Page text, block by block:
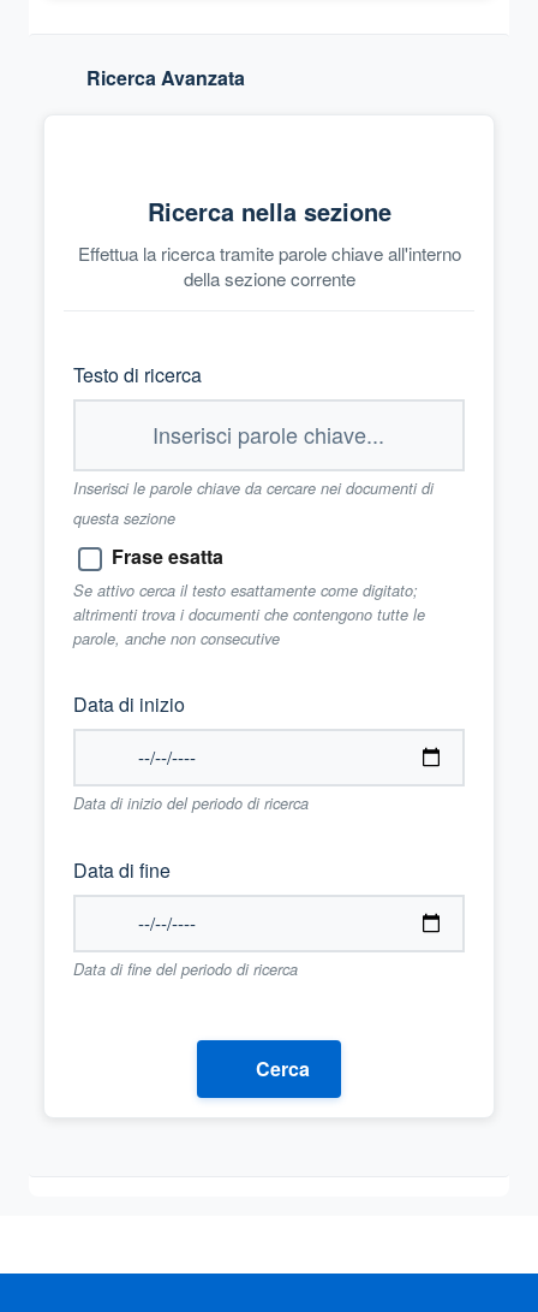
Ricerca Avanzata
Ricerca nella sezione
Effettua la ricerca tramite parole chiave all'interno
della sezione corrente
Testo di ricerca
Inserisci le parole chiave da cercare nei documenti di
questa sezione
Frase esatta
Se attivo cerca il testo esattamente come digitato;
altrimenti trova i documenti che contengono tutte le
parole, anche non consecutive
Data di inizio
Data di inizio del periodo di ricerca
Data di fine
Data di fine del periodo di ricerca
Cerca